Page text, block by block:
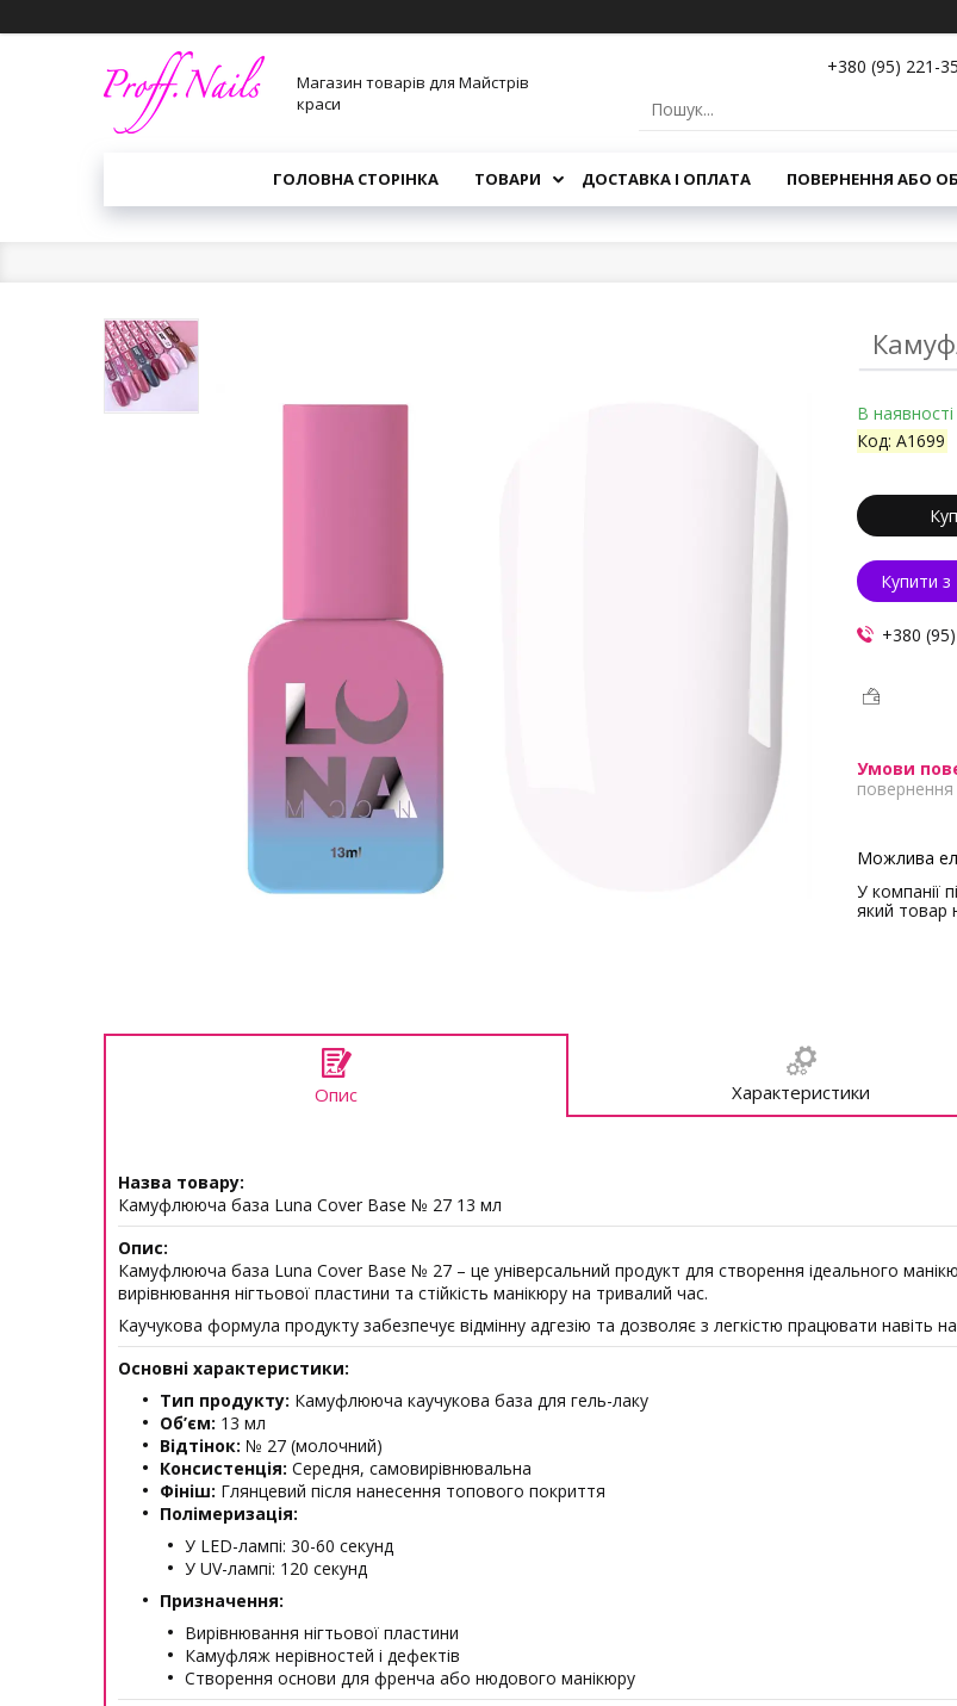
Магазин товарів для Майстрів
краси
+380 (95) 221-
ГОЛОВНА СТОРІНКА ТОВАРИ ДОСТАВКА І ОПЛАТА ПОВЕРНЕННЯ АБО
В наявності
Код: A1699
Купити з
+380
У компанії
який товар
Опис Характеристики
Назва товару:
Камуфлююча база Luna Cover Base № 27 13 мл
Опис:
Камуфлююча база Luna Cover Base № 27 – це універсальний продукт для створення ідеального
вирівнювання нігтьової пластини та стійкість манікюру на тривалий час.
Каучукова формула продукту забезпечує відмінну адгезію та дозволяє з легкістю працювати навіть на
Основні характеристики:
Тип продукту: Камуфлююча каучукова база для гель-лаку
Об’єм: 13 мл
Відтінок: № 27 (молочний)
Консистенція: Середня, самовирівнювальна
Фініш: Глянцевий після нанесення топового покриття
Полімеризація:
У LED-лампі: 30-60 секунд
У UV-лампі: 120 секунд
Призначення:
Вирівнювання нігтьової пластини
Камуфляж нерівностей і дефектів
Створення основи для френча або нюдового манікюру